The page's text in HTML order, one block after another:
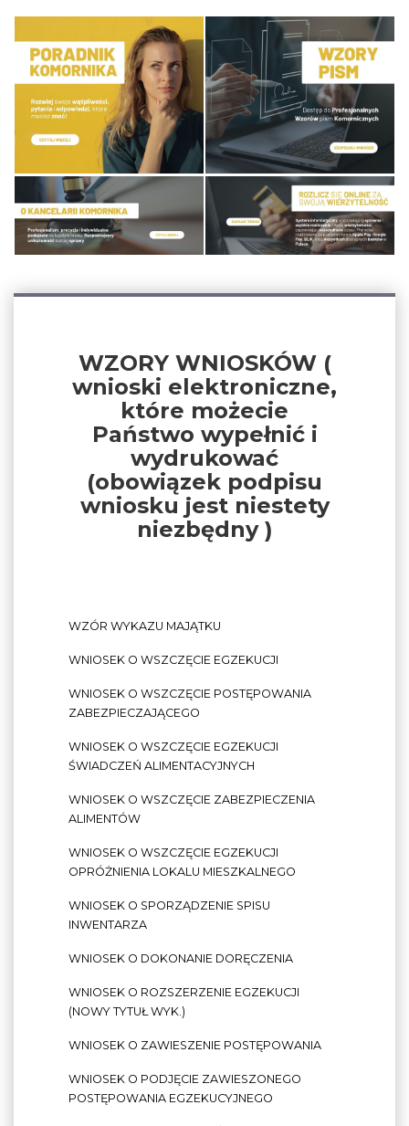
WZORY WNIOSKÓW (
wnioski elektroniczne,
które możecie
Państwo wypełnić i
wydrukować
(obowiązek podpisu
wniosku jest niestety
niezbędny )
WZÓR WYKAZU MAJĄTKU
WNIOSEK O WSZCZĘCIE EGZEKUCJI
WNIOSEK O WSZCZĘCIE POSTĘPOWANIA
ZABEZPIECZAJĄCEGO
WNIOSEK O WSZCZĘCIE EGZEKUCJI
ŚWIADCZEŃ ALIMENTACYJNYCH
WNIOSEK O WSZCZĘCIE ZABEZPIECZENIA
ALIMENTÓW
WNIOSEK O WSZCZĘCIE EGZEKUCJI
OPRÓŻNIENIA LOKALU MIESZKALNEGO
WNIOSEK O SPORZĄDZENIE SPISU
INWENTARZA
WNIOSEK O DOKONANIE DORĘCZENIA
WNIOSEK O ROZSZERZENIE EGZEKUCJI
(NOWY TYTUŁ WYK.)
WNIOSEK O ZAWIESZENIE POSTĘPOWANIA
WNIOSEK O PODJĘCIE ZAWIESZONEGO
POSTĘPOWANIA EGZEKUCYJNEGO